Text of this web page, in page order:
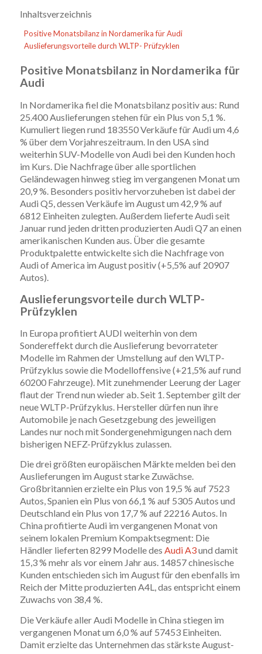
Inhaltsverzeichnis
Positive Monatsbilanz in Nordamerika für Audi
Auslieferungsvorteile durch WLTP- Prüfzyklen
Positive Monatsbilanz in Nordamerika für
Audi
In Nordamerika fiel die Monatsbilanz positiv aus: Rund
25.400 Auslieferungen stehen für ein Plus von 5,1 %.
Kumuliert liegen rund 183550 Verkäufe für Audi um 4,6
% über dem Vorjahreszeitraum. In den USA sind
weiterhin SUV-Modelle von Audi bei den Kunden hoch
im Kurs. Die Nachfrage über alle sportlichen
Geländewagen hinweg stieg im vergangenen Monat um
20,9 %. Besonders positiv hervorzuheben ist dabei der
Audi Q5, dessen Verkäufe im August um 42,9 % auf
6812 Einheiten zulegten. Außerdem lieferte Audi seit
Januar rund jeden dritten produzierten Audi Q7 an einen
amerikanischen Kunden aus. Über die gesamte
Produktpalette entwickelte sich die Nachfrage von
Audi of America im August positiv (+5,5% auf 20907
Autos).
Auslieferungsvorteile durch WLTP-
Prüfzyklen
In Europa profitiert AUDI weiterhin von dem
Sondereffekt durch die Auslieferung bevorrateter
Modelle im Rahmen der Umstellung auf den WLTP-
Prüfzyklus sowie die Modelloffensive (+21,5% auf rund
60200 Fahrzeuge). Mit zunehmender Leerung der Lager
flaut der Trend nun wieder ab. Seit 1. September gilt der
neue WLTP-Prüfzyklus. Hersteller dürfen nun ihre
Automobile je nach Gesetzgebung des jeweiligen
Landes nur noch mit Sondergenehmigungen nach dem
bisherigen NEFZ-Prüfzyklus zulassen.
Die drei größten europäischen Märkte melden bei den
Auslieferungen im August starke Zuwächse.
Großbritannien erzielte ein Plus von 19,5 % auf 7523
Autos, Spanien ein Plus von 66,1 % auf 5305 Autos und
Deutschland ein Plus von 17,7 % auf 22216 Autos. In
China profitierte Audi im vergangenen Monat von
seinem lokalen Premium Kompaktsegment: Die
Händler lieferten 8299 Modelle des Audi A3und damit
15,3 % mehr als vor einem Jahr aus. 14857 chinesische
Kunden entschieden sich im August für den ebenfalls im
Reich der Mitte produzierten A4L, das entspricht einem
Zuwachs von 38,4 %.
Die Verkäufe aller Audi Modelle in China stiegen im
vergangenen Monat um 6,0 % auf 57453 Einheiten.
Damit erzielte das Unternehmen das stärkste August-